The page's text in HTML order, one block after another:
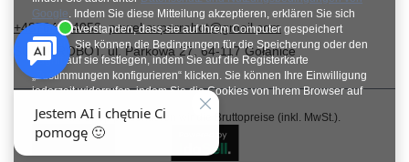
+48784454053 pawel.superrobot@gmail.com
SUPERROBOT,ul. Parkowa 27,64-117Gołanice
Im Shop präsentieren wir die Bruttopreise (inkl. MwSt.).
Google. Indem Sie diese Mitteilung akzeptieren, erklären Sie sich
damit einverstanden, dass sie auf Ihrem Computer gespeichert
werden. Sie können die Bedingungen für die Speicherung oder den
Zugriff auf sie festlegen, indem Sie auf die Registerkarte
„Zustimmungen konfigurieren“ klicken. Sie können Ihre Einwilligung
jederzeit widerrufen, indem Sie die Cookies von Ihrem Browser auf
dem jeweiligen Endgerät löschen.
Schließen